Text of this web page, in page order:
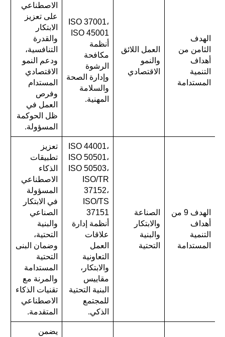
الهدف
الثامن من
أهداف
التنمية
المستدامة
العمل اللائق
والنمو
الاقتصادي
ISO 37001،
ISO 45001
أنظمة
مكافحة
الرشوة
وإدارة الصحة
والسلامة
المهنية.
الاصطناعي
على تعزيز
الابتكار
والقدرة
التنافسية،
ودعم النمو
الاقتصادي
المستدام
وفرص
العمل في
ظل الحوكمة
المسؤولة.
الهدف 9 من
أهداف
التنمية
المستدامة
الصناعة
والابتكار
والبنية
التحتية
ISO 44001،
ISO 50501،
ISO 50503،
ISO/TR
37152،
ISO/TS
37151
أنظمة إدارة
علاقات
العمل
التعاونية
والابتكار،
مقاييس
البنية التحتية
للمجتمع
الذكي.
تعزيز
تطبيقات
الذكاء
الاصطناعي
المسؤولة
في الابتكار
الصناعي
والبنية
التحتية،
وضمان البنى
التحتية
المستدامة
والمرنة مع
تقنيات الذكاء
الاصطناعي
المتقدمة.
يضمن